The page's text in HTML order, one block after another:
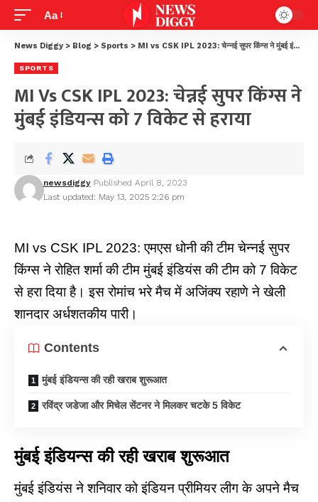
Aa
News Diggy > Blog > Sports > MI vs CSK IPL 2023: चेन्नई सुपर किंग्स ने मुंबई इंडियन्स को 7 विकेट से हराया
SPORTS
MI Vs CSK IPL 2023: चेन्नई सुपर किंग्स ने
मुंबई इंडियन्स को 7 विकेट से हराया
Last updated: May 13, 2025 2:26 pm
newsdiggy Published April 8, 2023
MI vs CSK IPL 2023: एमएस धोनी की टीम चेन्नई सुपर
किंग्स ने रोहित शर्मा की टीम मुंबई इंडियंस की टीम को 7 विकेट
से हरा दिया है। इस रोमांच भरे मैच में अजिंक्य रहाणे ने खेली
शानदार अर्धशतकीय पारी।
Contents
मुंबई इंडियन्स की रही खराब शुरूआत
रविंद्र जडेजा और मिचेल सेंटनर ने मिलकर चटके 5 विकेट
मुंबई इंडियन्स की रही खराब शुरूआत
मुंबई इंडियंस ने शनिवार को इंडियन प्रीमियर लीग के अपने मैच